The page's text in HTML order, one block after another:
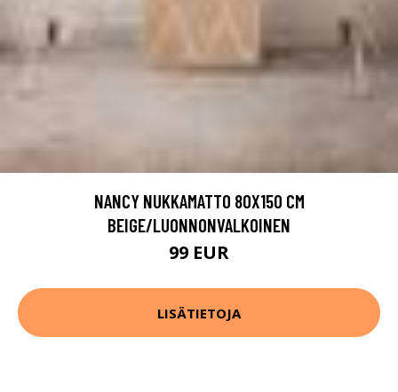
NANCY NUKKAMATTO 80X150 CM
BEIGE/LUONNONVALKOINEN
99 EUR
LISÄTIETOJA